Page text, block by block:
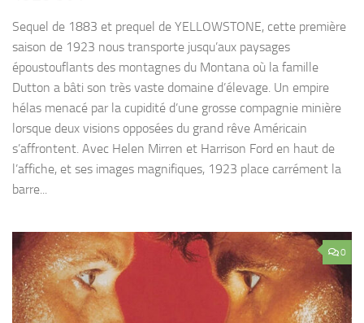
Sequel de 1883 et prequel de YELLOWSTONE, cette première
saison de 1923 nous transporte jusqu’aux paysages
époustouflants des montagnes du Montana où la famille
Dutton a bâti son très vaste domaine d’élevage. Un empire
hélas menacé par la cupidité d’une grosse compagnie minière
lorsque deux visions opposées du grand rêve Américain
s’affrontent. Avec Helen Mirren et Harrison Ford en haut de
l’affiche, et ses images magnifiques, 1923 place carrément la
barre...
0